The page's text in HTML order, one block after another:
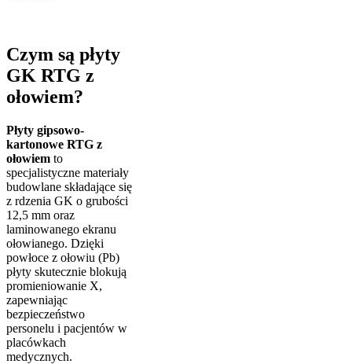
Czym są płyty
GK RTG z
ołowiem?
Płyty gipsowo-
kartonowe RTG z
ołowiem to
specjalistyczne materiały
budowlane składające się
z rdzenia GK o grubości
12,5 mm oraz
laminowanego ekranu
ołowianego. Dzięki
powłoce z ołowiu (Pb)
płyty skutecznie blokują
promieniowanie X,
zapewniając
bezpieczeństwo
personelu i pacjentów w
placówkach
medycznych.